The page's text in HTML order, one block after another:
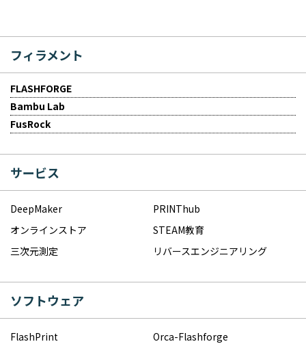
フィラメント
FLASHFORGE
Bambu Lab
FusRock
サービス
DeepMaker
PRINThub
オンラインストア
STEAM教育
三次元測定
リバースエンジニアリング
ソフトウェア
FlashPrint
Orca-Flashforge